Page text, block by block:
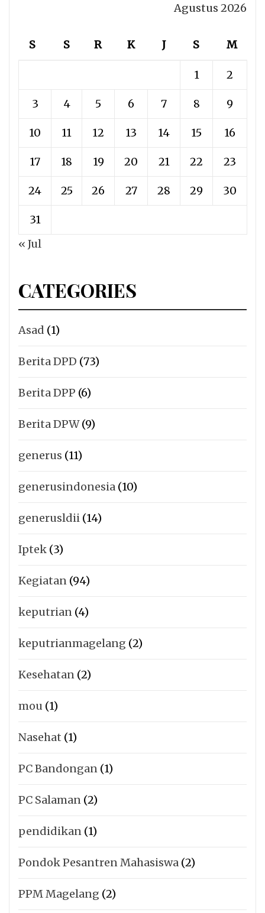
Agustus 2026
S S R K J S M
1 2
3 4 5 6 7 8 9
10 11 12 13 14 15 16
17 18 19 20 21 22 23
24 25 26 27 28 29 30
31
« Jul
CATEGORIES
Asad (1)
Berita DPD (73)
Berita DPP (6)
Berita DPW(9)
generus (11)
generusindonesia (10)
generusldii (14)
Iptek (3)
Kegiatan (94)
keputrian (4)
keputrianmagelang (2)
Kesehatan (2)
mou (1)
Nasehat (1)
PC Bandongan (1)
PC Salaman (2)
pendidikan (1)
Pondok Pesantren Mahasiswa (2)
PPM Magelang (2)